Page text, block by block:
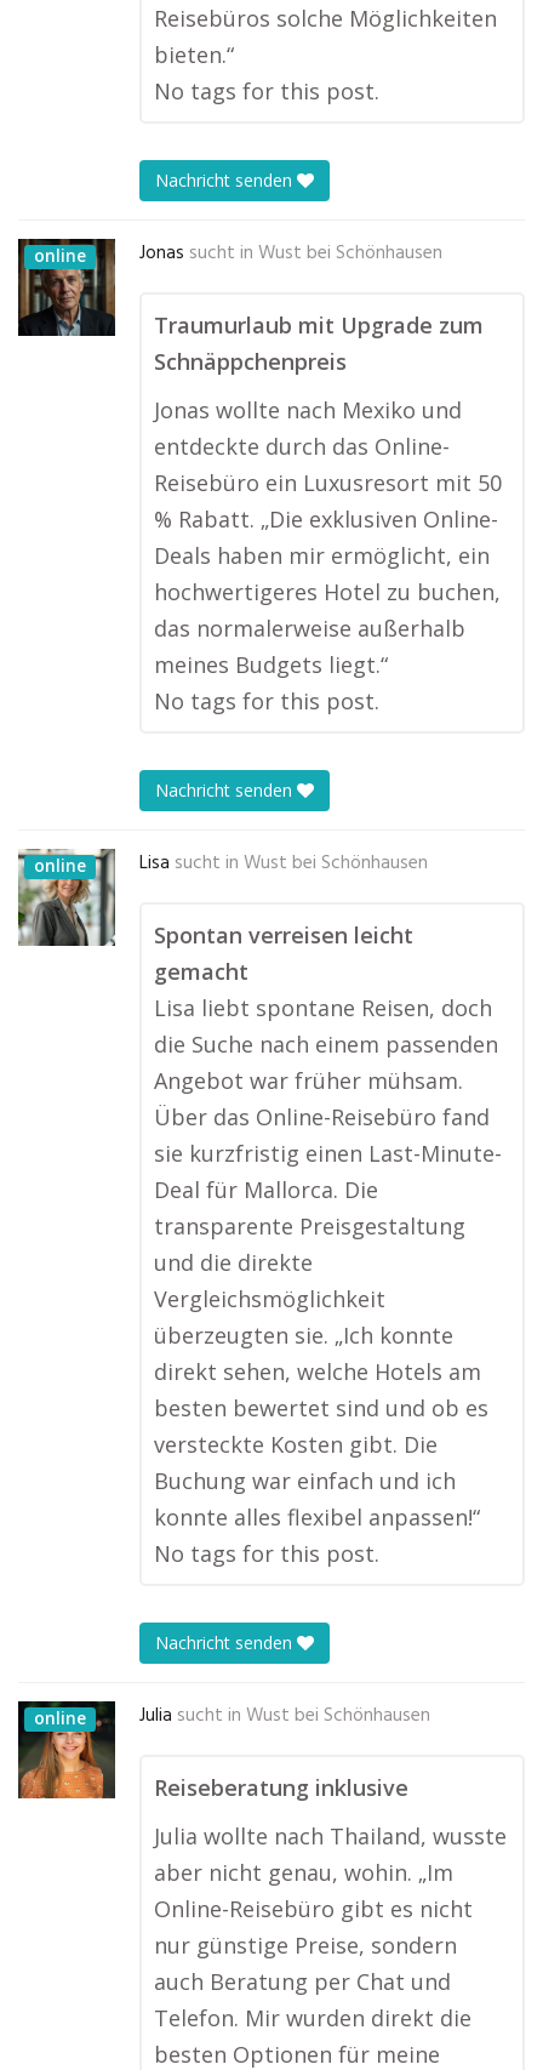
Reisebüros solche Möglichkeiten
bieten.“
No tags for this post.
Nachricht senden
online Jonas sucht in Wust bei Schönhausen
Traumurlaub mit Upgrade zum
Schnäppchenpreis
Jonas wollte nach Mexiko und
entdeckte durch das Online-
Reisebüro ein Luxusresort mit 50
% Rabatt. „Die exklusiven Online-
Deals haben mir ermöglicht, ein
hochwertigeres Hotel zu buchen,
das normalerweise außerhalb
meines Budgets liegt.“
No tags for this post.
Nachricht senden
online Lisa sucht in Wust bei Schönhausen
Spontan verreisen leicht
gemacht
Lisa liebt spontane Reisen, doch
die Suche nach einem passenden
Angebot war früher mühsam.
Über das Online-Reisebüro fand
sie kurzfristig einen Last-Minute-
Deal für Mallorca. Die
transparente Preisgestaltung
und die direkte
Vergleichsmöglichkeit
überzeugten sie. „Ich konnte
direkt sehen, welche Hotels am
besten bewertet sind und ob es
versteckte Kosten gibt. Die
Buchung war einfach und ich
konnte alles flexibel anpassen!“
No tags for this post.
Nachricht senden
online Julia sucht in Wust bei Schönhausen
Reiseberatung inklusive
Julia wollte nach Thailand, wusste
aber nicht genau, wohin. „Im
Online-Reisebüro gibt es nicht
nur günstige Preise, sondern
auch Beratung per Chat und
Telefon. Mir wurden direkt die
besten Optionen für meine